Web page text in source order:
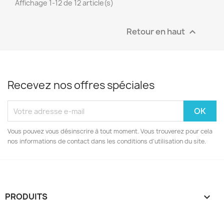
Affichage 1-12 de 12 article(s)
Retour en haut 
Recevez nos offres spéciales
Vous pouvez vous désinscrire à tout moment. Vous trouverez pour cela
nos informations de contact dans les conditions d'utilisation du site.
PRODUITS 